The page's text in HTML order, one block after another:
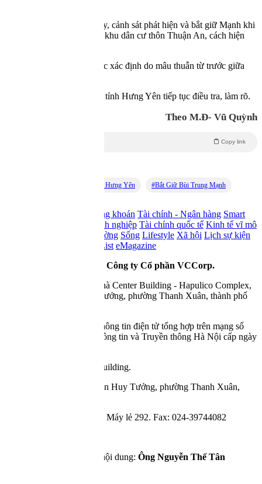
Đến khoảng 21h cùng ngày, cảnh sát phát hiện và bắt giữ Mạnh khi
đối tượng đang lẩn trốn tại khu dân cư thôn Thuận An, cách hiện
Nguyên nhân ban đầu được xác định do mâu thuẫn từ trước giữa
Vụ án đang được Công an tỉnh Hưng Yên tiếp tục điều tra, làm rõ.
Theo M.Đ- Vũ Quỳnh
Copy link
Chém Trọng Thương Ở Hưng Yên Bắt Giữ Bùi Trung Mạnh
Thị trường chứng khoán Tài chính - Ngân hàng Smart
Doanh nghiệp Tài chính quốc tế Kinh tế vĩ mô
Thị trường Sống Lifestyle Xã hội Lịch sự kiện
Watch List eMagazine
Công ty Cổ phần VCCorp.
Tầng 17, 19, 20, 21 Toà nhà Center Building - Hapulico Complex,
Số 01, phố Nguyễn Huy Tưởng, phường Thanh Xuân, thành phố
Giấy phép thiết lập trang thông tin điện tử tổng hợp trên mạng số
2216/GP-TTĐT do Sở Thông tin và Truyền thông Hà Nội cấp ngày
Tầng 21, tòa nhà Center Building.
Địa chỉ: Số 01, phố Nguyễn Huy Tưởng, phường Thanh Xuân,
Điện thoại: 024 7309 5555 Máy lẻ 292. Fax: 024-39744082
Chịu trách nhiệm quản lý nội dung: Ông Nguyễn Thế Tân